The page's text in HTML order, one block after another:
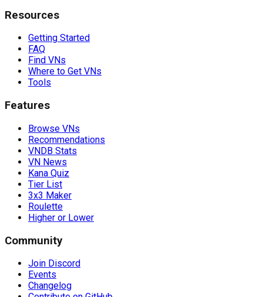
Resources
Getting Started
FAQ
Find VNs
Where to Get VNs
Tools
Features
Browse VNs
Recommendations
VNDB Stats
VN News
Kana Quiz
Tier List
3x3 Maker
Roulette
Higher or Lower
Community
Join Discord
Events
Changelog